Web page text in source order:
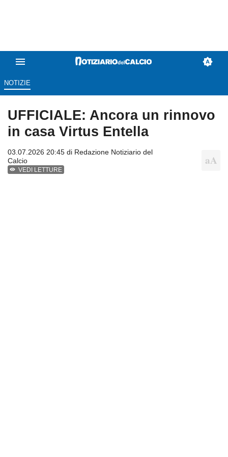
NOTIZIE
UFFICIALE: Ancora un rinnovo
in casa Virtus Entella
03.07.2026 20:45 di Redazione Notiziario del
Calcio
VEDI LETTURE